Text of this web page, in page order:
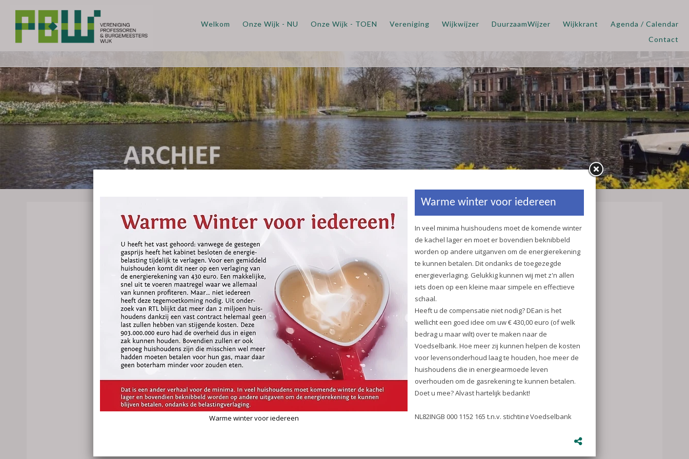
Welkom Onze Wijk - NU Onze Wijk - TOEN Vereniging Wijkwijzer DuurzaamWijzer Wijkkrant
Agenda / Calendar
Contact
Warme winter voor iedereen
Naar de voedselbank
Warme winter voor iedereen (pdf)
In veel minima huishoudens moet de
komende winter de kachel lager en moet er
bovendien beknibbeld worden op andere
uitganven om de energierekening te kunnen
betalen. Dit ondanks de toegezegde
energieverlaging. Gelukkig kunnen wij met z'n
allen iets doen op een kleine maar simpele en
effectieve schaal.
Heeft u de compensatie niet nodig? DEan is
het wellicht een goed idee om uw € 430,00
euro (of welk bedrag u maar wilt) over te
maken naar de Voedselbank. Hoe meer zij
kunnen helpen de kosten voor
levensonderhoud laag te houden, hoe meer
overhouden om de gasrekening te kunnen